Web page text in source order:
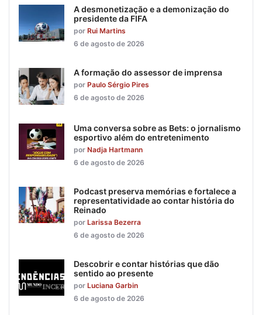
A desmonetização e a demonização do
presidente da FIFA
por Rui Martins
6 de agosto de 2026
A formação do assessor de imprensa
por Paulo Sérgio Pires
6 de agosto de 2026
Uma conversa sobre as Bets: o jornalismo
esportivo além do entretenimento
por Nadja Hartmann
6 de agosto de 2026
Podcast preserva memórias e fortalece a
representatividade ao contar história do
Reinado
por Larissa Bezerra
6 de agosto de 2026
Descobrir e contar histórias que dão
sentido ao presente
por Luciana Garbin
6 de agosto de 2026